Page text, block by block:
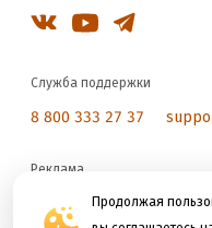
Продолжая
Служба поддержки
8 800 333 27 37
Реклама
reklama@litres.ru